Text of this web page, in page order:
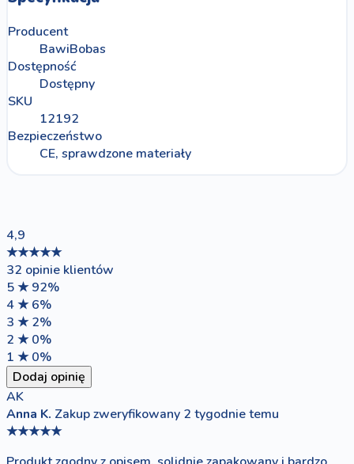
Producent
BawiBobas
Dostępność
Dostępny
SKU
12192
Bezpieczeństwo
CE, sprawdzone materiały
4,9
★★★★★
32 opinie klientów
5 ★ 92%
4 ★ 6%
3 ★ 2%
2 ★ 0%
1 ★ 0%
Dodaj opinię
AK
Anna K. Zakup zweryfikowany 2 tygodnie temu
★★★★★